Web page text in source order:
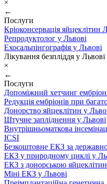
×
←
Послуги
Кріоконсервація яйцеклітин
Репродуктолог у Львові
Ехосальпінгографія у Львові
Лікування безпліддя у Львові
×
←
Послуги
Допоміжний хетчинг
Редукція ембріонів при
Донорство яйцеклітин у
Штучне запліднення у Львові
Внутрішньоматкова
ICSI
Безкоштовне ЕКЗ за
ЕКЗ у природному циклі у
ЕКЗ з донорською
Міні ЕКЗ у Львові